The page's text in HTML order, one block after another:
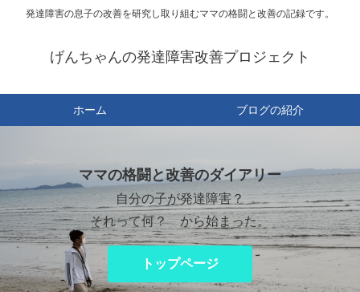
発達障害の息子の改善を研究し取り組むママの格闘と改善の記録です。
げんちゃんの発達障害改善プロジェクト
ホーム ブログの紹介
ママの格闘と改善のダイアリー
自分の子が発達障害？
それって何？ から始まった。
トップページ